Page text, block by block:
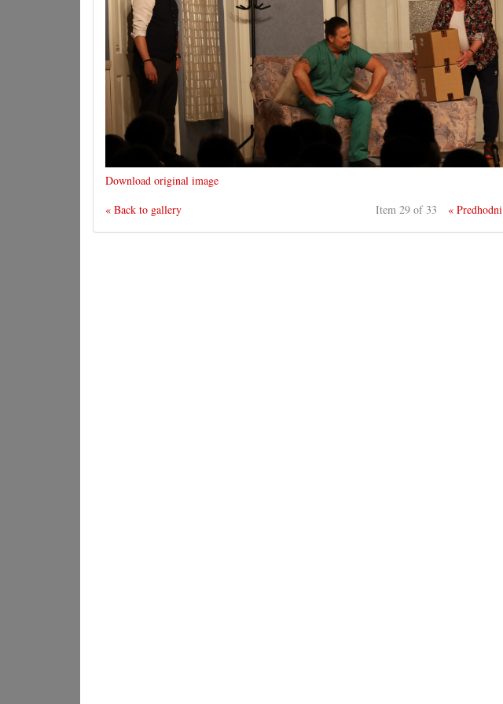
Download original image
« Back to gallery
Item 29 of 33 « Predhodni